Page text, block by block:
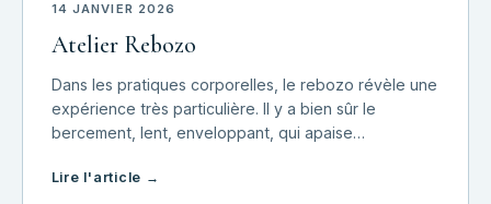
14 JANVIER 2026
Atelier Rebozo
Dans les pratiques corporelles, le rebozo révèle une
expérience très particulière. Il y a bien sûr le
bercement, lent, enveloppant, qui apaise
progressif, sécurisant
Lire l'article →